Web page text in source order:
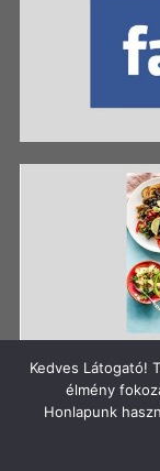
Szerzői jog:
Kedves Látogató!
élmény
Honlapunk